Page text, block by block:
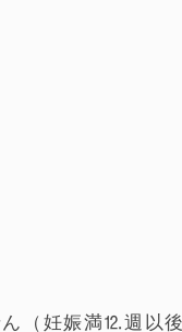
（妊娠満⒓週以後